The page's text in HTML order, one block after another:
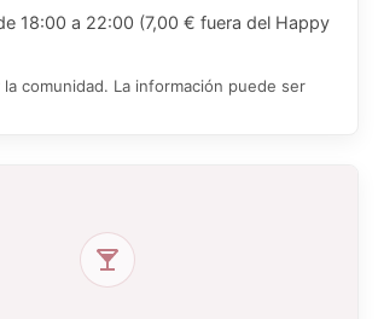
18:00 a 22:00 (7,00 € fuera del Happy
la comunidad. La información puede ser